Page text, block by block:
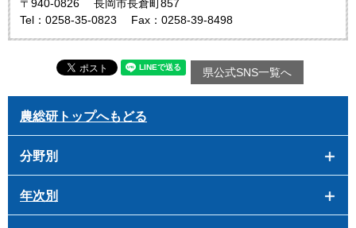
〒940-0826
長岡市長倉町857
Tel：0258-35-0823
Fax：0258-39-8498
県公式SNS一覧へ
農総研トップへもどる
分野別
年次別